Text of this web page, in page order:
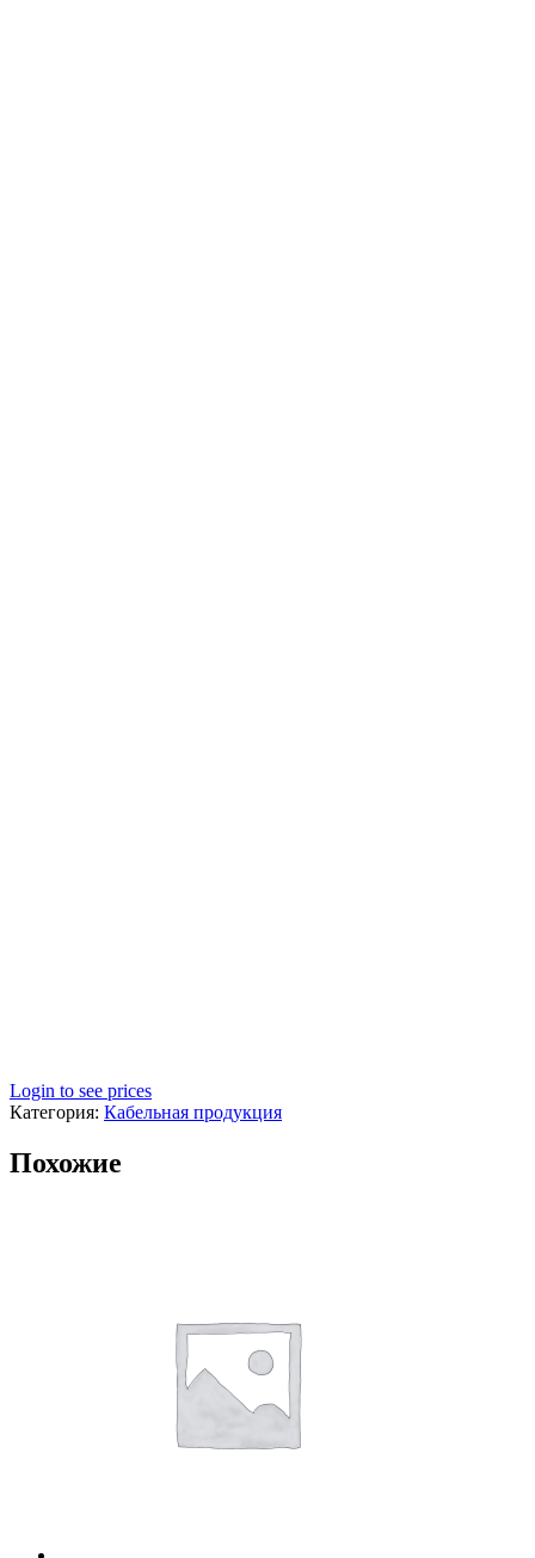
Login to see prices
Категория: Кабельная продукция
Похожие